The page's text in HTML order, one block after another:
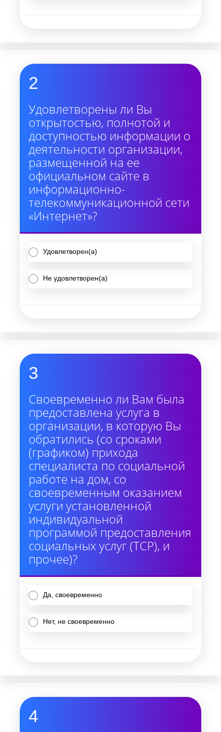
2
Удовлетворены ли Вы
открытостью, полнотой и
доступностью информации о
деятельности организации,
размещенной на ее
официальном сайте в
информационно-
телекоммуникационной сети
«Интернет»?
Удовлетворен(а)
Не удовлетворен(а)
3
Своевременно ли Вам была
предоставлена услуга в
организации, в которую Вы
обратились (со сроками
(графиком) прихода
специалиста по социальной
работе на дом, со
своевременным оказанием
услуги установленной
индивидуальной
программой предоставления
социальных услуг (ТСР), и
прочее)?
Да, своевременно
Нет, не своевременно
4